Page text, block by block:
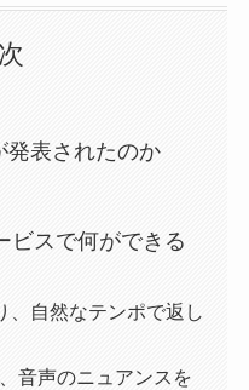
発表されたのか
ビスで何ができる
、自然なテンポで返し
音声のニュアンスを